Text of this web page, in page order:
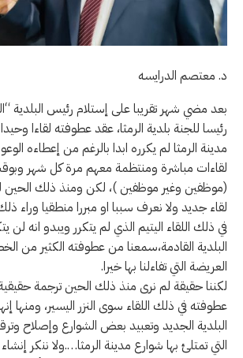
د. معتصم الدرايسه
بعد مضي شهر تقريبا على إستلام رئيس البلدية
رئيسا للجنة بلدية الرمثا، عقد عطوفته لقاءا
مدينة الرمثا لم يكرره ابدا بالرغم من إعطاءه
لقاءات مباشرة ومنتظمة معهم مرة كل شهر
(موظفين وغير موظفين )، لكن ومنذ ذلك الحين
لقاء جديد ولا نعرف سببا او مبررا منطقيا وراء
في ذلك اللقاء اليتيم الذي لم يتكرر ويبدو انه لن
البلدية القادمة،سمعنا من عطوفته الكثير من
العريضة التي تفاءلنا بها خيرا.
لكننا حقيقة لم نرى منذ ذلك الحين ترجمة حقيقية
عطوفته في ذلك اللقاء سوى النزر اليسير، ومنها
البلدية الجديد وتعبيد بعض الشوارع وإصلاح
التي تمتلئ بها شوارع مدينة الرمثا….ولا ننكر